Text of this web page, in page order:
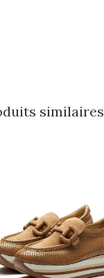
similaires